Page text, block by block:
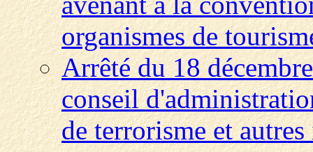
organismes de
Arrêté du 18
conseil
de terrorisme et